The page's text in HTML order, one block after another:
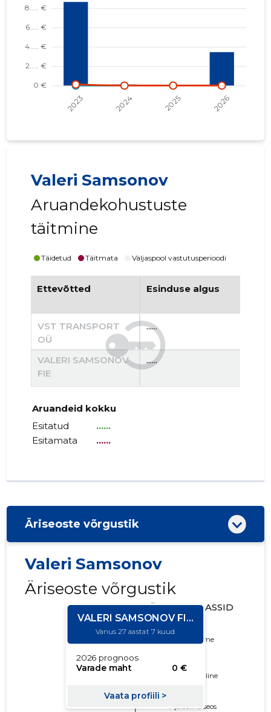
Valeri Samsonov
Aruandekohustuste
täitmine
Täidetud Täitmata Väljaspool vastutusperioodi
Ettevõtted Esinduse algus
VST TRANSPORT
OÜ
......
VALERI SAMSONOV
FIE
......
Aruandeid kokku
Esitatud
......
Esitamata
......
Äriseoste võrgustik
Valeri Samsonov
Äriseoste võrgustik
ÄRIRISKI KLASSID
Kustutatud
Usaldusväärne
Piiripealne
Problemaatiline
Ajalooline seos